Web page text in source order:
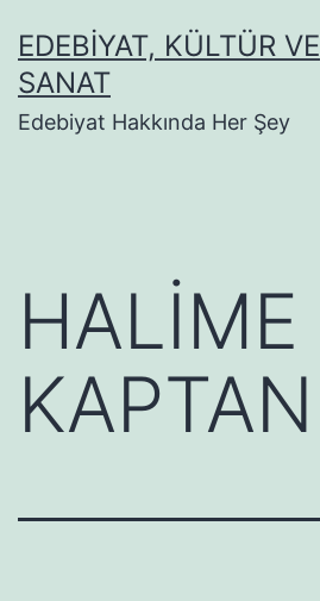
geçEDEBIYAT, KÜLTÜR VE
SANAT
Edebiyat Hakkında Her Şey
HALİME
KAPTAN